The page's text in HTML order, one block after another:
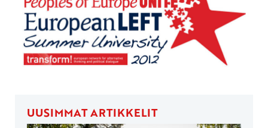
UUSIMMAT ARTIKKELIT